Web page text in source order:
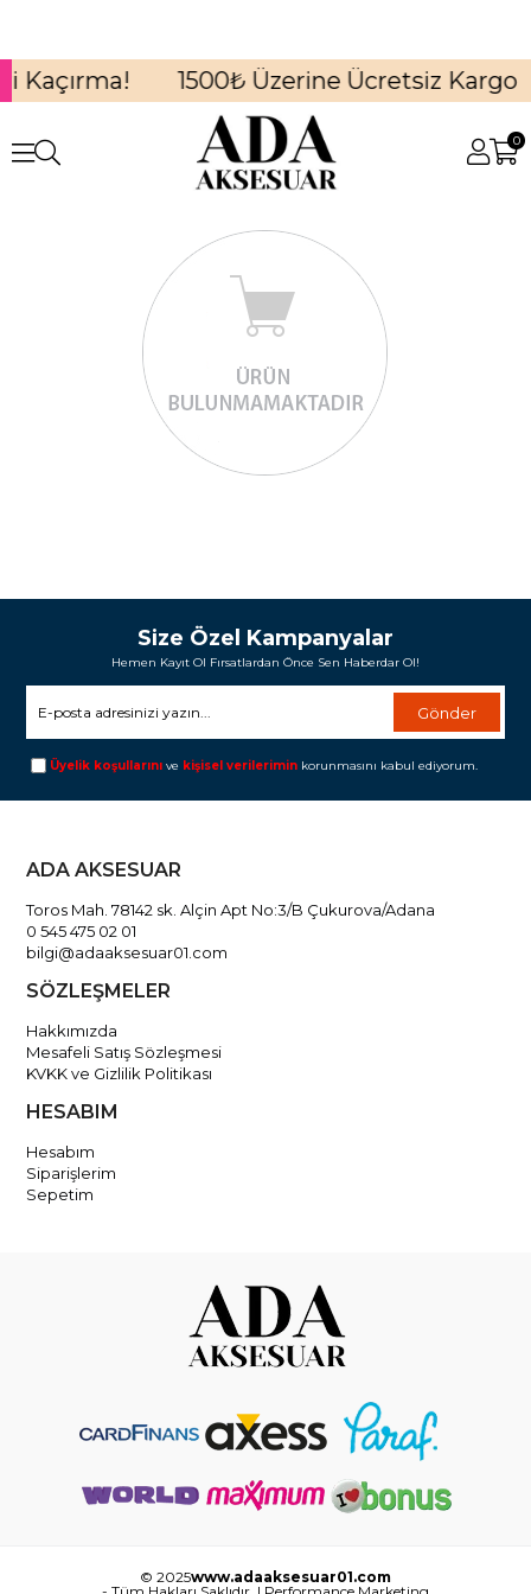
1500₺ Üzerine Ücretsiz Kargo
0
Size Özel Kampanyalar
Hemen Kayıt Ol Fırsatlardan Önce Sen Haberdar Ol!
Gönder
Üyelik koşullarını ve kişisel verilerimin korunmasını kabul ediyorum.
ADA AKSESUAR
Toros Mah. 78142 sk. Alçin Apt No:3/B Çukurova/Adana
0 545 475 02 01
bilgi@adaaksesuar01.com
SÖZLEŞMELER
Hakkımızda
Mesafeli Satış Sözleşmesi
KVKK ve Gizlilik Politikası
HESABIM
Hesabım
Siparişlerim
Sepetim
© 2025www.adaaksesuar01.com